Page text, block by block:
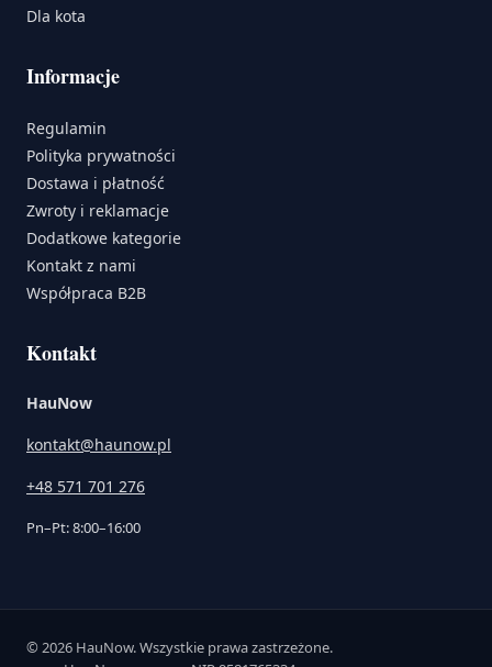
Dla kota
Informacje
Regulamin
Polityka prywatności
Dostawa i płatność
Zwroty i reklamacje
Dodatkowe kategorie
Kontakt z nami
Współpraca B2B
Kontakt
HauNow
kontakt@haunow.pl
+48 571 701 276
Pn–Pt: 8:00–16:00
© 2026 HauNow. Wszystkie prawa zastrzeżone.